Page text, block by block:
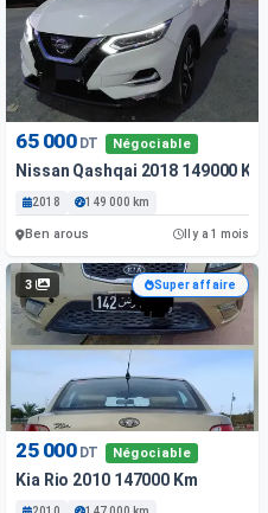
65 000 DT Négociable
Nissan Qashqai 2018 149000 Km
2018 149 000 km
Ben arous Il y a 1 mois
3 Super affaire
25 000 DT Négociable
Kia Rio 2010 147000 Km